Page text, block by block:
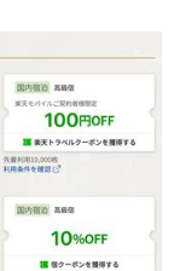
旅行で最大2500ポイ
など
：最大1万円オフクー
：最大2万円オフク
ー：最大5万円オフク